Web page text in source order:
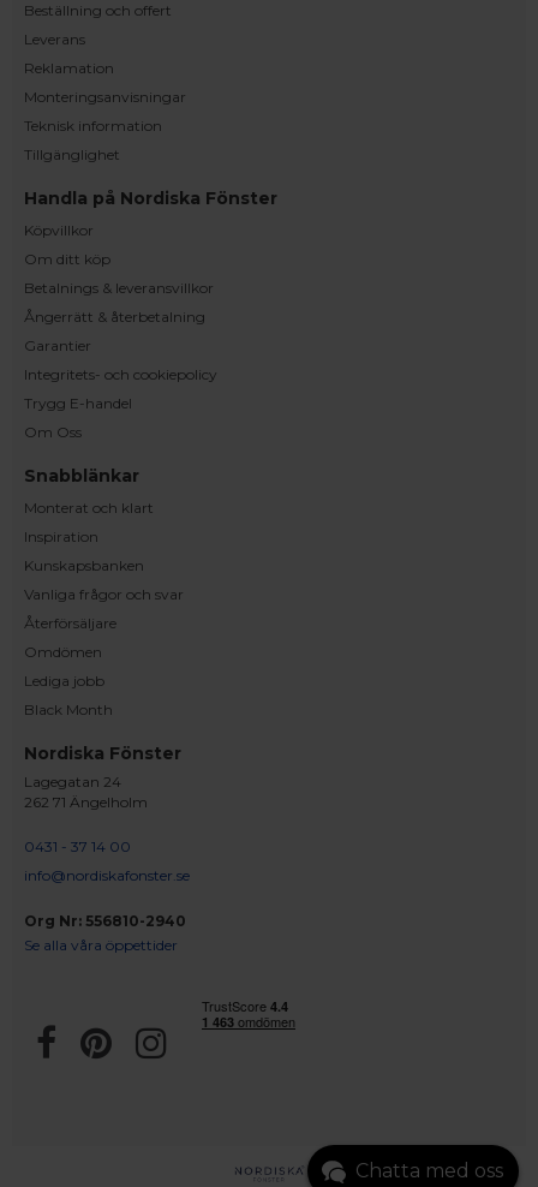
Beställning och offert
Leverans
Reklamation
Monteringsanvisningar
Teknisk information
Tillgänglighet
Handla på Nordiska Fönster
Köpvillkor
Om ditt köp
Betalnings & leveransvillkor
Ångerrätt & återbetalning
Garantier
Integritets- och cookiepolicy
Trygg E-handel
Om Oss
Snabblänkar
Monterat och klart
Inspiration
Kunskapsbanken
Vanliga frågor och svar
Återförsäljare
Omdömen
Lediga jobb
Black Month
Nordiska Fönster
Lagegatan 24
262 71 Ängelholm
0431 - 37 14 00
info@nordiskafonster.se
Org Nr: 556810-2940
Se alla våra öppettider
Chatta med oss